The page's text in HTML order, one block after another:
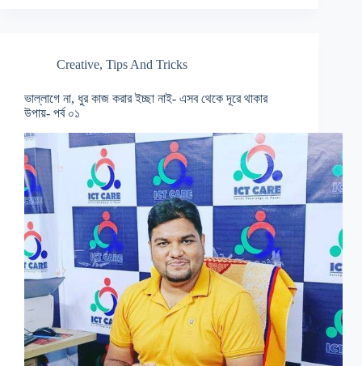
Creative, Tips And Tricks
ভাল্লাগে না, ধুর কাজ করার ইচ্ছা নাই- এসব থেকে দূরে থাকার
উপায়- পর্ব ০১